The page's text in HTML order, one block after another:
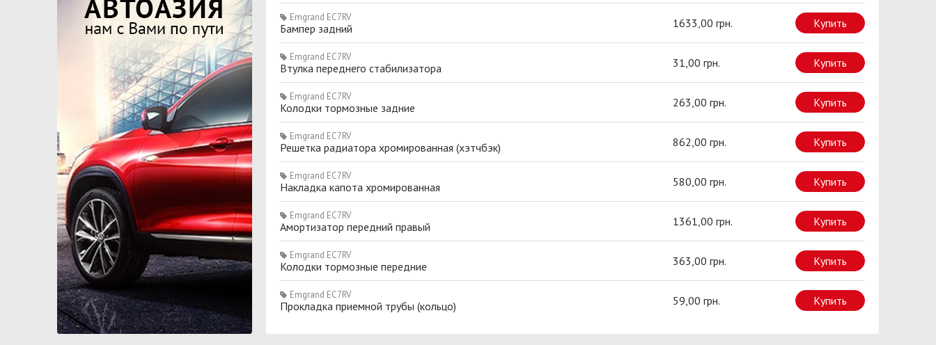
Emgrand EC7RV
Бампер задний 1633,00 грн. Купить
Emgrand EC7RV
Втулка переднего стабилизатора 31,00 грн. Купить
Emgrand EC7RV
Колодки тормозные задние 263,00 грн. Купить
Emgrand EC7RV
Решетка радиатора хромированная (хэтчбэк) 862,00 грн. Купить
Emgrand EC7RV
Накладка капота хромированная 580,00 грн. Купить
Emgrand EC7RV
Амортизатор передний правый 1361,00 грн. Купить
Emgrand EC7RV
Колодки тормозные передние 363,00 грн. Купить
Emgrand EC7RV
Прокладка приемной трубы (кольцо) 59,00 грн. Купить